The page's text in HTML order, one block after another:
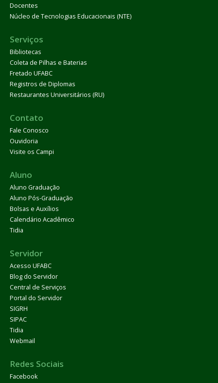
Docentes
Núcleo de Tecnologias Educacionais (NTE)
Serviços
Bibliotecas
Coleta de Pilhas e Baterias
Fretado UFABC
Registros de Diplomas
Restaurantes Universitários (RU)
Contato
Fale Conosco
Ouvidoria
Visite os Campi
Aluno
Aluno Graduação
Aluno Pós-Graduação
Bolsas e Auxílios
Calendário Acadêmico
Tidia
Servidor
Acesso UFABC
Blog do Servidor
Central de Serviços
Portal do Servidor
SIGRH
SIPAC
Tidia
Webmail
Redes Sociais
Facebook